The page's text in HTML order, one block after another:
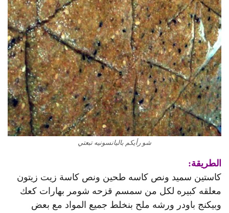
شو رأيكم باليانسونيه تبعتي
الطريقة:
كاستين سميد ونص كاسه طحين ونص كاسة زيت زيتون
معلقه كبيره لكل من سمسم قزحه شومر بهارات كعك
وبيكنج باودر ورشه ملح بنخلط جميع المواد مع بعض